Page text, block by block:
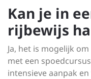
Kan je in
rijbewijs
Ja, het is mogelijk
met een
intensieve aanpak